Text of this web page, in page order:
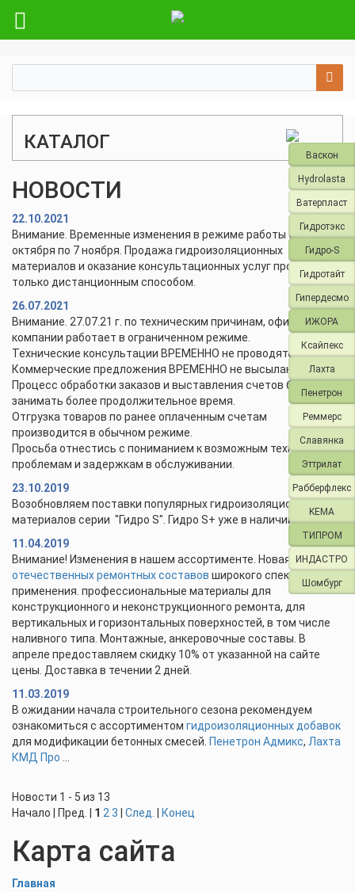
Васкон
Hydrolasta
Ватерпласт
Гидротэкс
Гидро-S
Гидротайт
Гипердесмо
ИЖОРА
Ксайпекс
Лахта
Пенетрон
Реммерс
Славянка
Эттрилат
Рабберфлекс
KEMA
ТИПРОМ
ИНДАСТРО
Шомбург
КАТАЛОГ
НОВОСТИ
22.10.2021
Внимание. Временные изменения в режиме работы с 28
октября по 7 ноября. Продажа гидроизоляционных
материалов и оказание консультационных услуг проводится
только дистанционным способом.
26.07.2021
Внимание. 27.07.21 г. по техническим причинам, офис и склад
компании работает в ограниченном режиме.
Технические консультации ВРЕМЕННО не проводятся.
Коммерческие предложения ВРЕМЕННО не высылаются.
Процесс обработки заказов и выставления счетов будет
занимать более продолжительное время.
Отгрузка товаров по ранее оплаченным счетам
производится в обычном режиме.
Просьба отнестись с пониманием к возможным техническим
проблемам и задержкам в обслуживании.
23.10.2019
Возобновляем поставки популярных гидроизоляционных
материалов серии "Гидро S". Гидро S+ уже в наличии.
11.04.2019
Внимание! Изменения в нашем ассортименте. Новая линейка
отечественных ремонтных составов широкого спектра
применения. профессиональные материалы для
конструкционного и неконструкционного ремонта, для
вертикальных и горизонтальных поверхностей, в том числе
наливного типа. Монтажные, анкеровочные составы. В
апреле предоставляем скидку 10% от указанной на сайте
цены. Доставка в течении 2 дней.
11.03.2019
В ожидании начала строительного сезона рекомендуем
ознакомиться с ассортиментом гидроизоляционных добавок
для модификации бетонных смесей. Пенетрон Адмикс, Лахта
КМД Про
Новости 1 - 5 из 13
Начало | Пред. | 1 2 3 След. Конец
Карта сайта
Главная